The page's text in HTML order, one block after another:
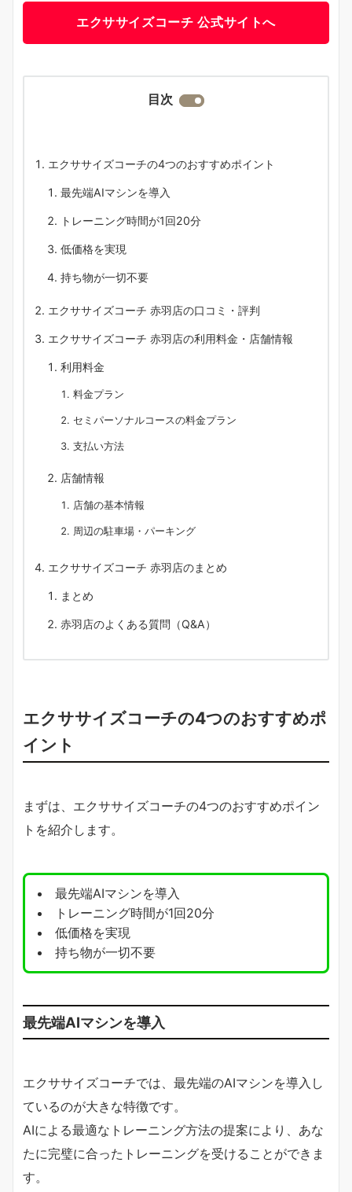
エクササイズコーチ 公式サイトへ
目次
エクササイズコーチの4つのおすすめポイント
最先端AIマシンを導入
トレーニング時間が1回20分
低価格を実現
持ち物が一切不要
エクササイズコーチ 赤羽店の口コミ・評判
エクササイズコーチ 赤羽店の利用料金・店舗情報
利用料金
料金プラン
セミパーソナルコースの料金プラン
支払い方法
店舗情報
店舗の基本情報
周辺の駐車場・パーキング
エクササイズコーチ 赤羽店のまとめ
まとめ
赤羽店のよくある質問（Q&A）
エクササイズコーチの4つのおすすめポ
イント
まずは、エクササイズコーチの4つのおすすめポイン
トを紹介します。
最先端AIマシンを導入
トレーニング時間が1回20分
低価格を実現
持ち物が一切不要
最先端AIマシンを導入
エクササイズコーチでは、最先端のAIマシンを導入し
ているのが大きな特徴です。
AIによる最適なトレーニング方法の提案により、あな
たに完璧に合ったトレーニングを受けることができま
す。